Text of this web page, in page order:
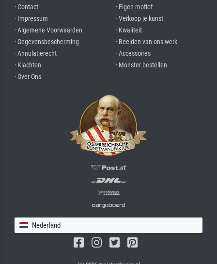
· Contact
· Impressum
· Algemene Voorwaarden
· Gegevensbescherming
· Annulatierecht
· Klachten
· Over Ons
· Eigen motief
· Verkoop je kunst
· Kwaliteit
· Beelden van ons werk
· Accessoires
· Monster bestellen
Nederland